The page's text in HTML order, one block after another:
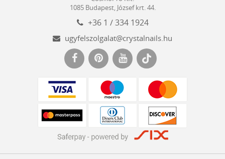
1085 Budapest, József krt. 44.
+36 1 / 334 1924
ugyfelszolgalat@crystalnails.hu